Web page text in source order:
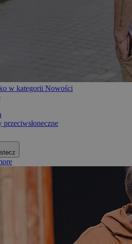
w kategorii Nowości
przeciwsłoneczne